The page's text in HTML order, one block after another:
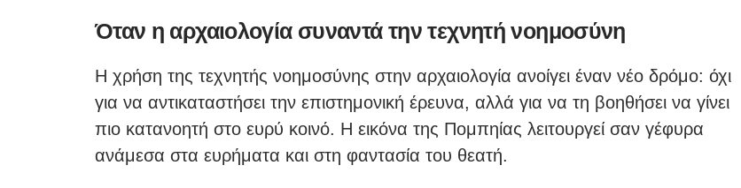
Όταν η αρχαιολογία συναντά την τεχνητή νοημοσύνη
Η χρήση της τεχνητής νοημοσύνης στην αρχαιολογία ανοίγει έναν νέο δρόμο: όχι
για να αντικαταστήσει την επιστημονική έρευνα, αλλά για να τη βοηθήσει να γίνει
πιο κατανοητή στο ευρύ κοινό. Η εικόνα της Πομπηίας λειτουργεί σαν γέφυρα
ανάμεσα στα ευρήματα και στη φαντασία του θεατή.